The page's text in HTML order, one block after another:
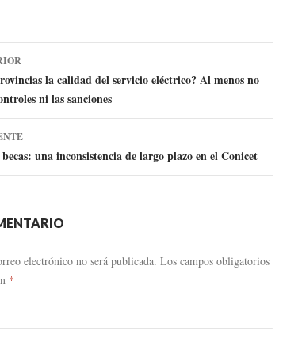
la calidad del servicio eléctrico? Al menos no
ni las sanciones
una inconsistencia de largo plazo en el Conicet
electrónico no será publicada. Los campos obligatorios
*